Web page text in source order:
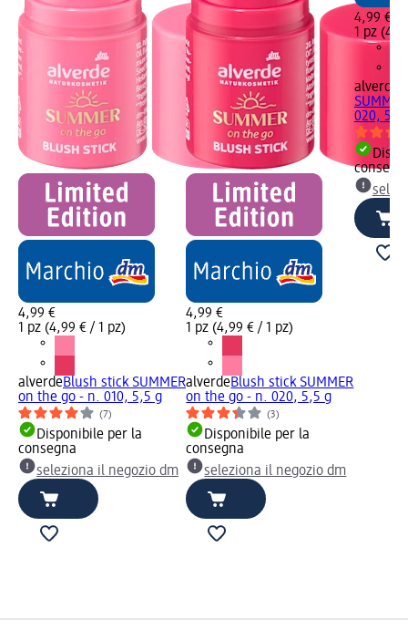
4,99 €
1 pz (4,99 € / 1 pz)
alverdeBlush stick SUMMER
on the go - n. 010, 5,5 g
(7)
Disponibile per la
consegna
seleziona il negozio dm
4,99 €
1 pz (4,99 € / 1 pz)
alverdeBlush stick SUMMER
on the go - n. 020, 5,5 g
(3)
Disponibile per la
consegna
seleziona il negozio dm
4,99 €
1 pz
alverde
020, 5 g